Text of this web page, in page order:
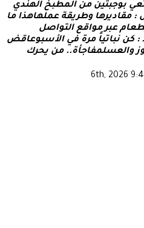
بوج بتين من الم طبخ الهندي
قا ديرها وط ريقة عم لهاهذا ما
ام عبر مواقع التواصل
ن نبات يا مرة في السبوعاقض
العسلمفاجأة.
. من يحر ك